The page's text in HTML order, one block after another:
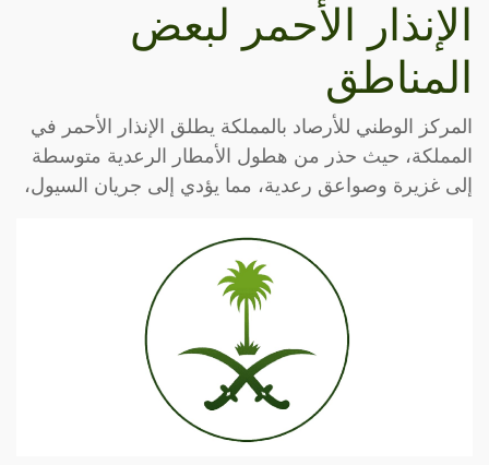
الإنذار الأحمر لبعض
المناطق
المركز الوطني للأرصاد بالمملكة يطلق الإنذار الأحمر في
المملكة، حيث حذر من هطول الأمطار الرعدية متوسطة
إلى غزيرة وصواعق رعدية، مما يؤدي إلى جريان السيول،